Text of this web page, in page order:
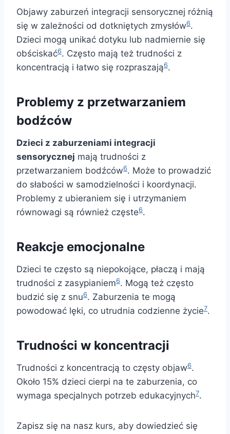
Objawy zaburzeń integracji sensorycznej różnią
się w zależności od dotkniętych zmysłów6.
Dzieci mogą unikać dotyku lub nadmiernie się
obściskać6. Często mają też trudności z
koncentracją i łatwo się rozpraszają6.
Problemy z przetwarzaniem
bodźców
Dzieci z zaburzeniami integracji
sensorycznej mają trudności z
przetwarzaniem bodźców6. Może to prowadzić
do słabości w samodzielności i koordynacji.
Problemy z ubieraniem się i utrzymaniem
równowagi są również częste6.
Reakcje emocjonalne
Dzieci te często są niepokojące, płaczą i mają
trudności z zasypianiem6. Mogą też często
budzić się z snu6. Zaburzenia te mogą
powodować lęki, co utrudnia codzienne życie7.
Trudności w koncentracji
Trudności z koncentracją to częsty objaw6.
Około 15% dzieci cierpi na te zaburzenia, co
wymaga specjalnych potrzeb edukacyjnych7.
Zapisz się na nasz kurs, aby dowiedzieć się